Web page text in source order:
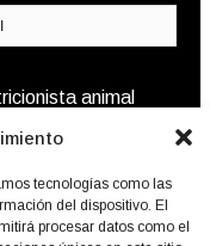
tecnologías como las
del dispositivo. El
procesar datos como el
animal